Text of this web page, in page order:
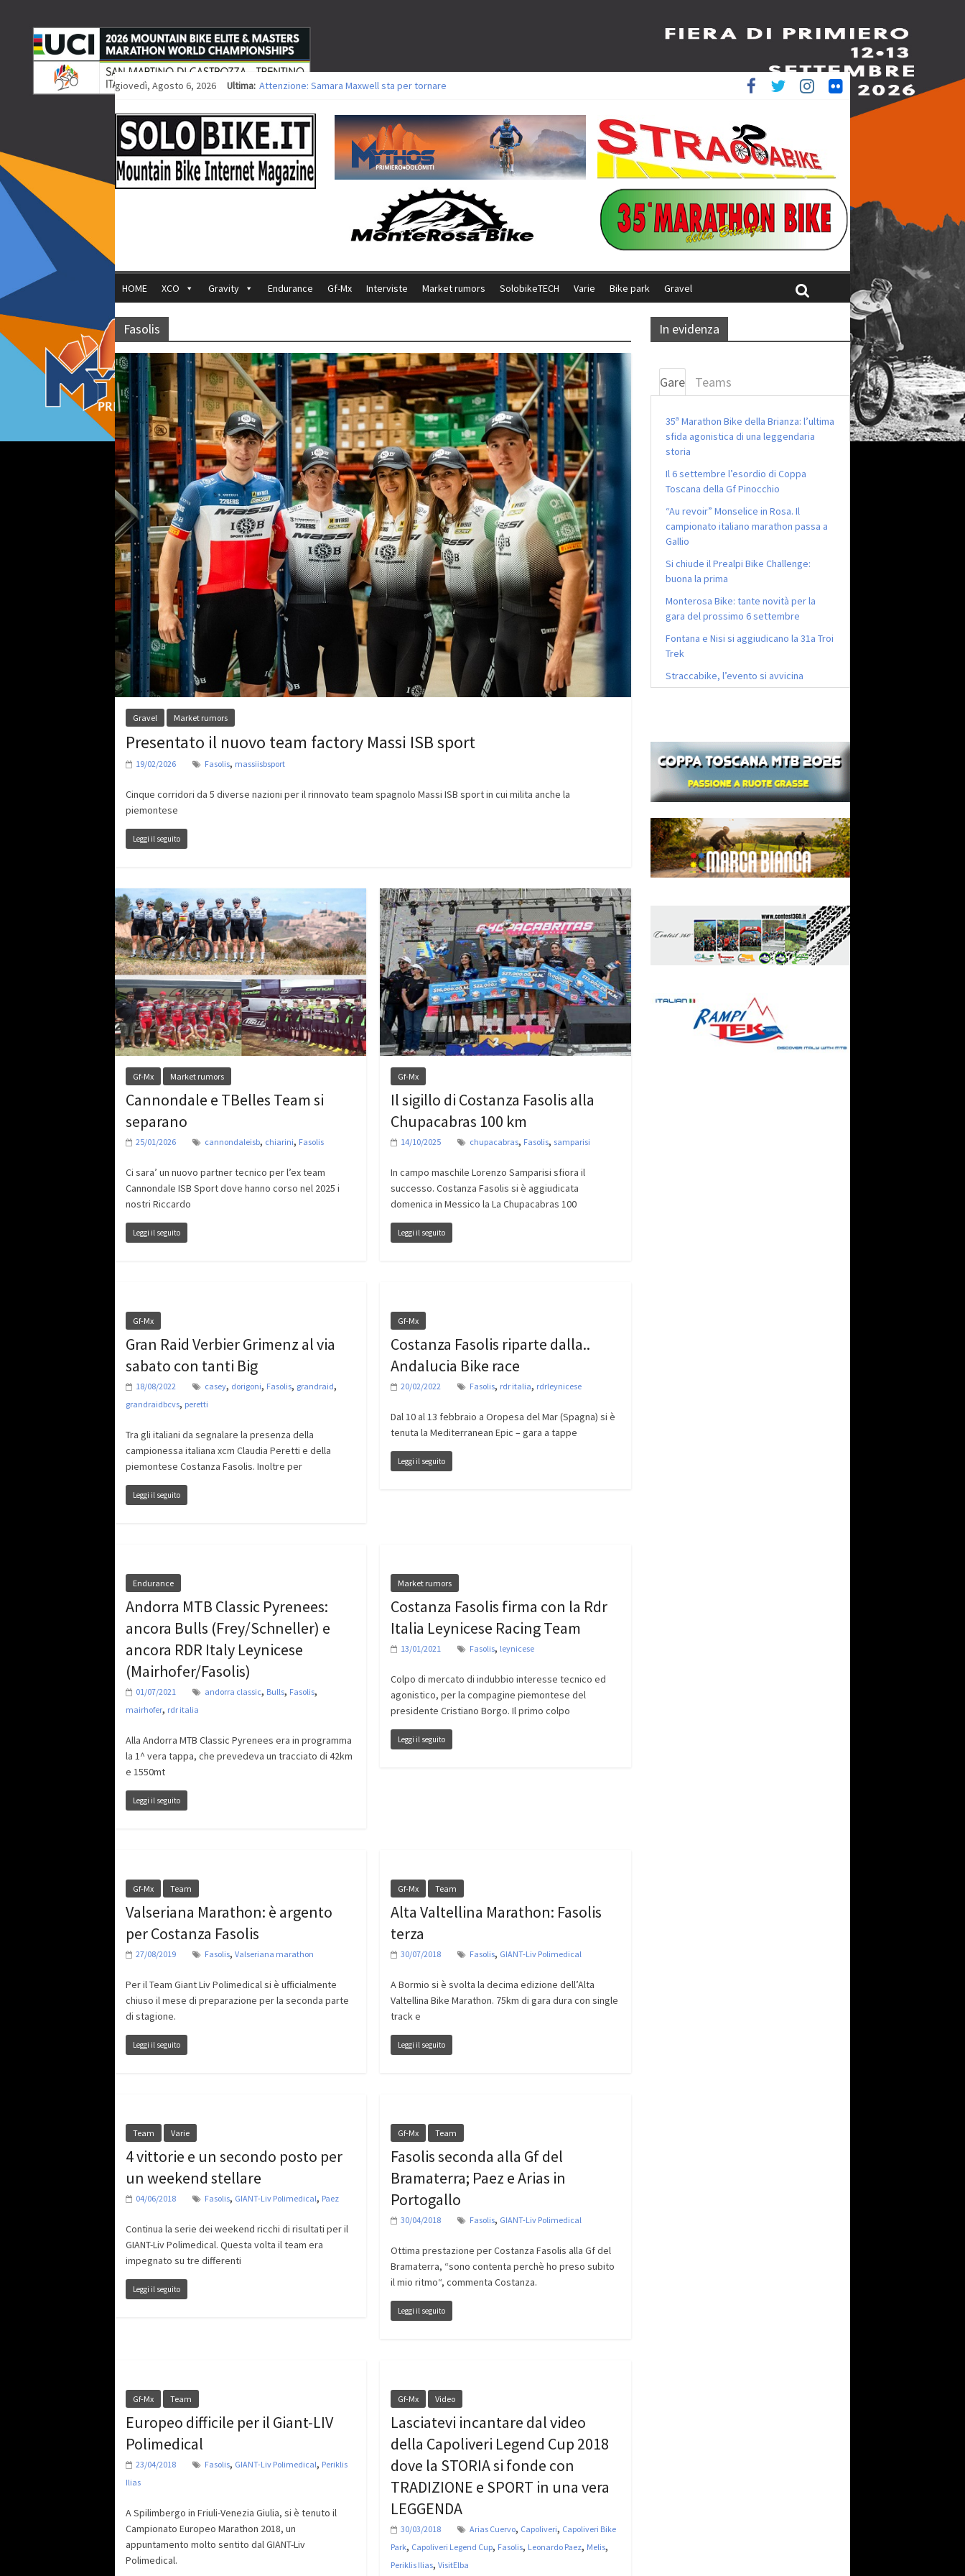
giovedì, Agosto 6, 2026 Ultima: Attenzione: Samara Maxwell sta per tornare
Europei XCO: vittorie per Ghibaudo, Grossmann e Gallis. Signorelli 5^ la migliore tra gli italiani
35ª Marathon Bike della Brianza: l’ultima sfida agonistica di una leggendaria storia
Europei MTB: il Team Relay firma il secondo argento azzurro a Monteceneri
HOME XCO Gravity Endurance Gf-Mx Interviste Market rumors SolobikeTECH Varie Bike park Gravel
Fasolis
Gravel Market rumors
Presentato il nuovo team factory Massi ISB sport
19/02/2026 Fasolis, massiisbsport
Cinque corridori da 5 diverse nazioni per il rinnovato team spagnolo Massi ISB sport in cui milita anche la
piemontese
Leggi il seguito
Gf-Mx Market rumors
Cannondale e TBelles Team si
separano
25/01/2026 cannondaleisb, chiarini, Fasolis
Ci sara’ un nuovo partner tecnico per l’ex team
Cannondale ISB Sport dove hanno corso nel 2025 i
nostri Riccardo
Leggi il seguito
Gf-Mx
Il sigillo di Costanza Fasolis alla
Chupacabras 100 km
14/10/2025 chupacabras, Fasolis, samparisi
In campo maschile Lorenzo Samparisi sfiora il
successo. Costanza Fasolis si è aggiudicata
domenica in Messico la La Chupacabras 100
Leggi il seguito
Gf-Mx
Gran Raid Verbier Grimenz al via
sabato con tanti Big
18/08/2022 casey, dorigoni, Fasolis, grandraid,
grandraidbcvs, peretti
Tra gli italiani da segnalare la presenza della
campionessa italiana xcm Claudia Peretti e della
piemontese Costanza Fasolis. Inoltre per
Leggi il seguito
Gf-Mx
Costanza Fasolis riparte dalla..
Andalucia Bike race
20/02/2022 Fasolis, rdr italia, rdrleynicese
Dal 10 al 13 febbraio a Oropesa del Mar (Spagna) si è
tenuta la Mediterranean Epic – gara a tappe
Leggi il seguito
Endurance
Andorra MTB Classic Pyrenees:
ancora Bulls (Frey/Schneller) e
ancora RDR Italy Leynicese
(Mairhofer/Fasolis)
01/07/2021 andorra classic, Bulls, Fasolis,
mairhofer, rdr italia
Alla Andorra MTB Classic Pyrenees era in programma
la 1^ vera tappa, che prevedeva un tracciato di 42km
e 1550mt
Leggi il seguito
Market rumors
Costanza Fasolis firma con la Rdr
Italia Leynicese Racing Team
13/01/2021 Fasolis, leynicese
Colpo di mercato di indubbio interesse tecnico ed
agonistico, per la compagine piemontese del
presidente Cristiano Borgo. Il primo colpo
Leggi il seguito
Gf-Mx Team
Valseriana Marathon: è argento
per Costanza Fasolis
27/08/2019 Fasolis, Valseriana marathon
Per il Team Giant Liv Polimedical si è ufficialmente
chiuso il mese di preparazione per la seconda parte
di stagione.
Leggi il seguito
Gf-Mx Team
Alta Valtellina Marathon: Fasolis
terza
30/07/2018 Fasolis, GIANT-Liv Polimedical
A Bormio si è svolta la decima edizione dell’Alta
Valtellina Bike Marathon. 75km di gara dura con single
track e
Leggi il seguito
Team Varie
4 vittorie e un secondo posto per
un weekend stellare
04/06/2018 Fasolis, GIANT-Liv Polimedical, Paez
Continua la serie dei weekend ricchi di risultati per il
GIANT-Liv Polimedical. Questa volta il team era
impegnato su tre differenti
Leggi il seguito
Gf-Mx Team
Fasolis seconda alla Gf del
Bramaterra; Paez e Arias in
Portogallo
30/04/2018 Fasolis, GIANT-Liv Polimedical
Ottima prestazione per Costanza Fasolis alla Gf del
Bramaterra, “sono contenta perchè ho preso subito
il mio ritmo“, commenta Costanza.
Leggi il seguito
Gf-Mx Team
Europeo difficile per il Giant-LIV
Polimedical
23/04/2018 Fasolis, GIANT-Liv Polimedical, Periklis
Ilias
A Spilimbergo in Friuli-Venezia Giulia, si è tenuto il
Campionato Europeo Marathon 2018, un
appuntamento molto sentito dal GIANT-Liv
Polimedical.
Gf-Mx Video
Lasciatevi incantare dal video
della Capoliveri Legend Cup 2018
dove la STORIA si fonde con
TRADIZIONE e SPORT in una vera
LEGGENDA
30/03/2018 Arias Cuervo, Capoliveri, Capoliveri Bike
Park, Capoliveri Legend Cup, Fasolis, Leonardo Paez, Melis,
Periklis Ilias, VisitElba
In evidenza
Gare Teams
35ª Marathon Bike della Brianza: l’ultima
sfida agonistica di una leggendaria
storia
Il 6 settembre l’esordio di Coppa
Toscana della Gf Pinocchio
“Au revoir” Monselice in Rosa. Il
campionato italiano marathon passa a
Gallio
Si chiude il Prealpi Bike Challenge:
buona la prima
Monterosa Bike: tante novità per la
gara del prossimo 6 settembre
Fontana e Nisi si aggiudicano la 31a Troi
Trek
Straccabike, l’evento si avvicina